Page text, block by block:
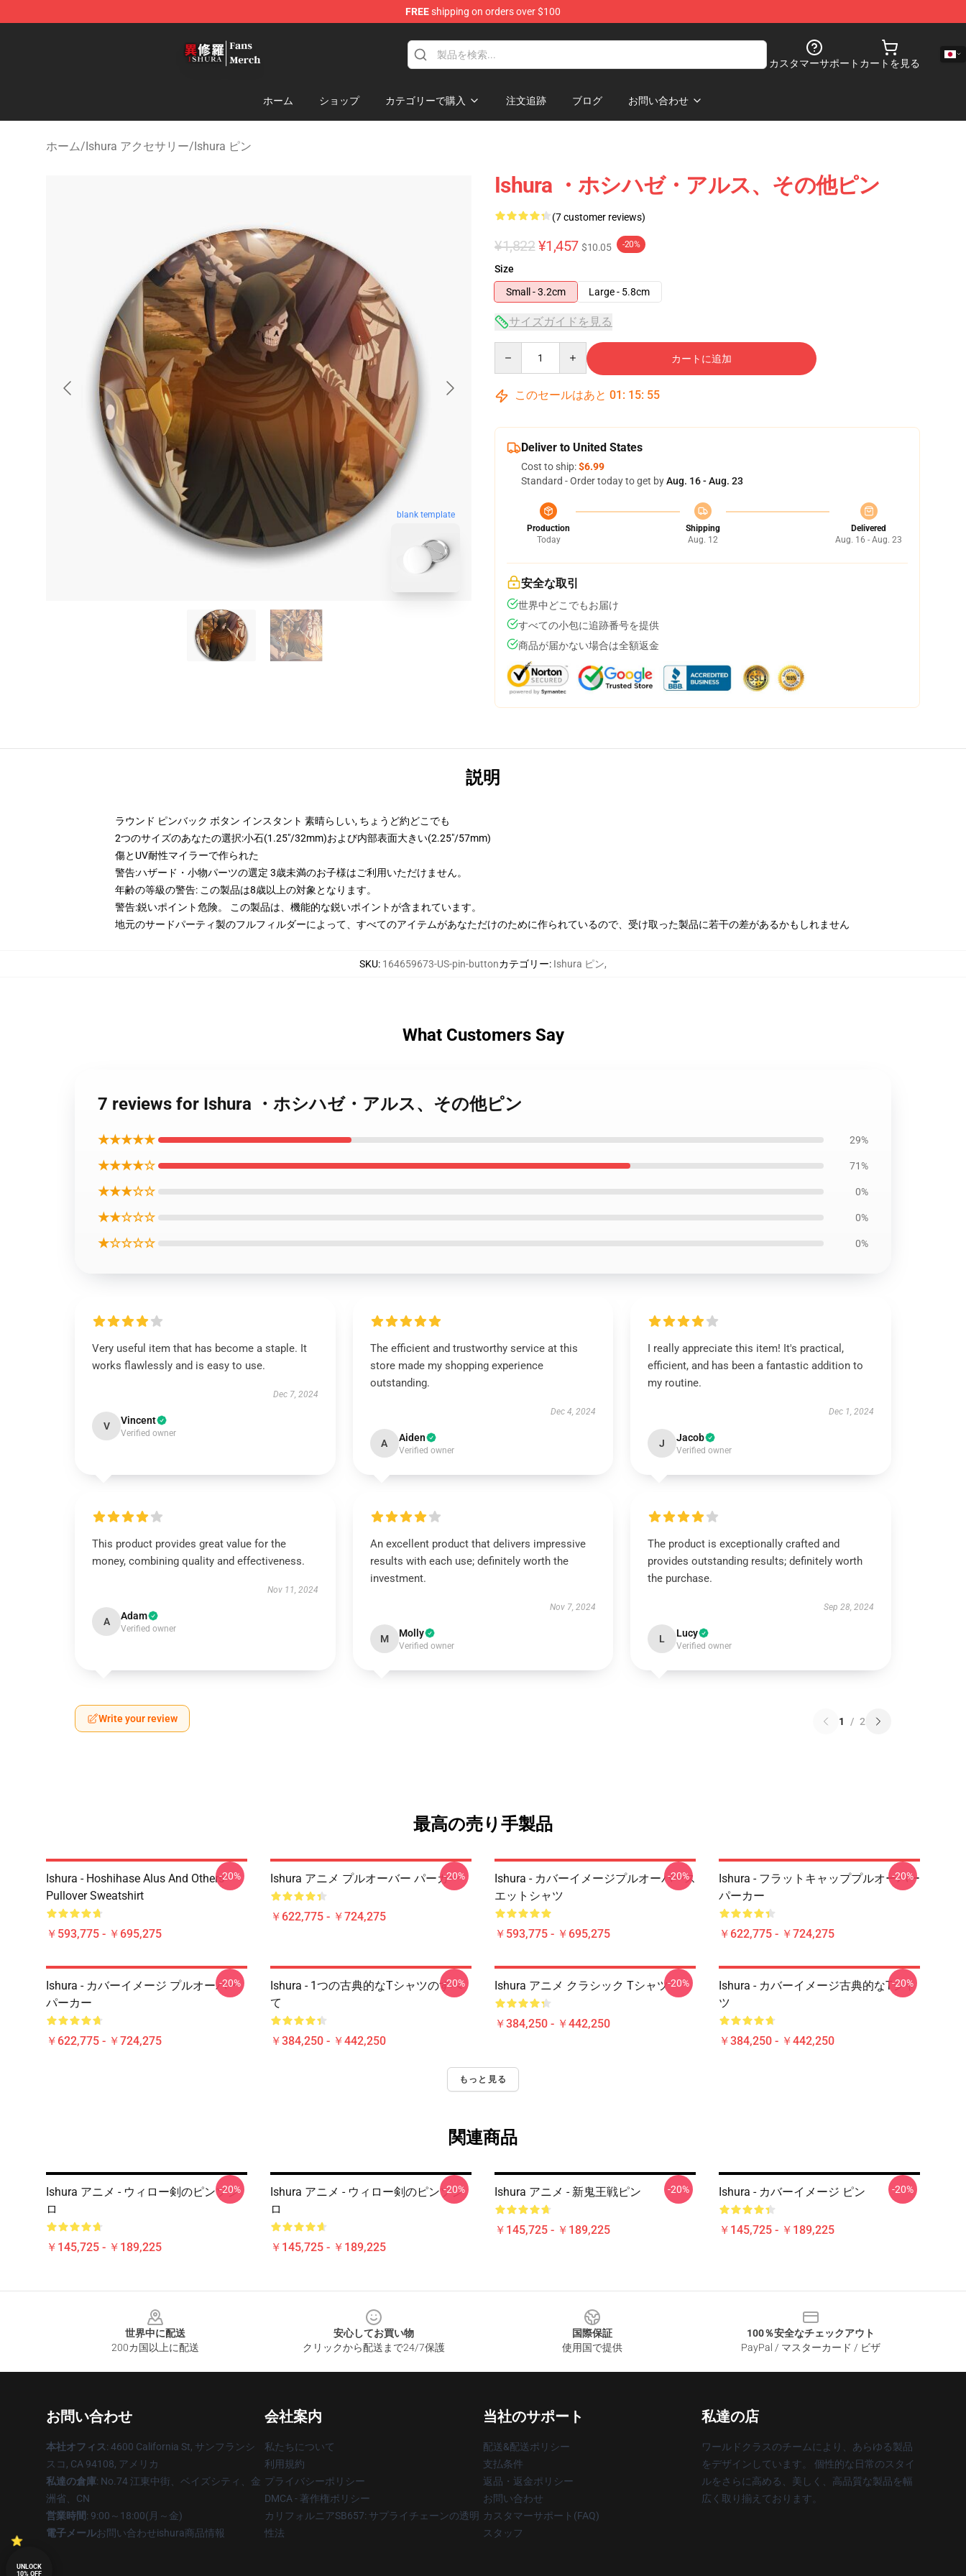
FREEshipping on orders over $100
カスタマーサポート カートを見る
ホーム ショップ カテゴリーで購入 注文追跡 ブログ お問い合わせ
ホーム/Ishura アクセサリー/Ishura ピン
blank template
Ishura ・ホシハゼ・アルス、その他ピン
(7 customer reviews)
¥1,822 ¥1,457 $10.05 -20%
Size
Small - 3.2cm
Large - 5.8cm
サイズガイドを見る
カートに追加
このセールはあと 01 : 15: 54
Deliver to United States
Cost to ship:$6.99
Standard - Order today to get byAug. 16 - Aug. 23
Production
Today
Shipping
Aug. 12
Delivered
Aug. 16 - Aug. 23
安全な取引
世界中どこでもお届け
すべての小包に追跡番号を提供
商品が届かない場合は全額返金
説明
ラウンド ピンバック ボタン インスタント 素晴らしい, ちょうど約どこでも
2つのサイズのあなたの選択:小石(1.25"/32mm)および内部表面大きい(2.25"/57mm)
傷とUV耐性マイラーで作られた
警告:ハザード・小物パーツの選定 3歳未満のお子様はご利用いただけません。
年齢の等級の警告: この製品は8歳以上の対象となります。
警告:鋭いポイント危険。 この製品は、機能的な鋭いポイントが含まれています。
地元のサードパーティ製のフルフィルダーによって、すべてのアイテムがあなただけのために作られているので、受け取った製品に若干の差があるかもしれません
SKU: 164659673-US-pin-buttonカテゴリー: Ishura ピン,
What Customers Say
7 reviews for Ishura ・ホシハゼ・アルス、その他ピン
★★★★★ 29%
★★★★☆ 71%
★★★☆☆ 0%
★★☆☆☆ 0%
★☆☆☆☆ 0%
Very useful item that has become a staple. It
works flawlessly and is easy to use.
Dec 7, 2024
V Vincent
Verified owner
The efficient and trustworthy service at this
store made my shopping experience
outstanding.
Dec 4, 2024
A Aiden
Verified owner
I really appreciate this item! It's practical,
efficient, and has been a fantastic addition to
my routine.
Dec 1, 2024
J Jacob
Verified owner
This product provides great value for the
money, combining quality and effectiveness.
Nov 11, 2024
A Adam
Verified owner
An excellent product that delivers impressive
results with each use; definitely worth the
investment.
Nov 7, 2024
M Molly
Verified owner
The product is exceptionally crafted and
provides outstanding results; definitely worth
the purchase.
Sep 28, 2024
L Lucy
Verified owner
Write your review 1 / 2
最高の売り手製品
Ishura - Hoshihase Alus And Others
Pullover Sweatshirt
￥593,775 - ￥695,275
-20% Ishura アニメ プルオーバー パーカー
￥622,775 - ￥724,275
-20%
Ishura - カバーイメージプルオーバース
エットシャツ
￥593,775 - ￥695,275
-20%
Ishura - フラットキャッププルオーバー
パーカー
￥622,775 - ￥724,275
-20%
Ishura - カバーイメージ プルオーバー
パーカー
￥622,775 - ￥724,275
-20%
Ishura - 1つの古典的なTシャツのすべ
て
￥384,250 - ￥442,250
-20% Ishura アニメ クラシック Tシャツ
￥384,250 - ￥442,250
-20%
Ishura - カバーイメージ古典的なTシャ
ツ
￥384,250 - ￥442,250
-20%
もっと見る
関連商品
Ishura アニメ - ウィロー剣のピンソジ
ロ
￥145,725 - ￥189,225
-20%
Ishura アニメ - ウィロー剣のピンソジ
ロ
￥145,725 - ￥189,225
-20% Ishura アニメ - 新鬼王戦ピン
￥145,725 - ￥189,225
-20% Ishura - カバーイメージ ピン
￥145,725 - ￥189,225
-20%
世界中に配送
200カ国以上に配送
安心してお買い物
クリックから配送まで24/7保護
国際保証
使用国で提供
100％安全なチェックアウト
PayPal / マスターカード / ビザ
お問い合わせ
本社オフィス: 4600 California St, サンフランシ
スコ, CA 94108, アメリカ
私達の倉庫: No.74 江東中街、ベイズシティ、金
洲省、CN
営業時間: 9:00～18:00(月～金)
電子メールお問い合わせishura商品情報
会社案内
私たちについて
利用規約
プライバシーポリシー
DMCA - 著作権ポリシー
カリフォルニアSB657: サプライチェーンの透明
性法
当社のサポート
配送&配送ポリシー
支払条件
返品・返金ポリシー
お問い合わせ
カスタマーサポート(FAQ)
スタッフ
私達の店
ワールドクラスのチームにより、あらゆる製品
をデザインしています。 個性的な日常のスタイ
ルをさらに高める、美しく、高品質な製品を幅
広く取り揃えております。
UNLOCK
10% OFF